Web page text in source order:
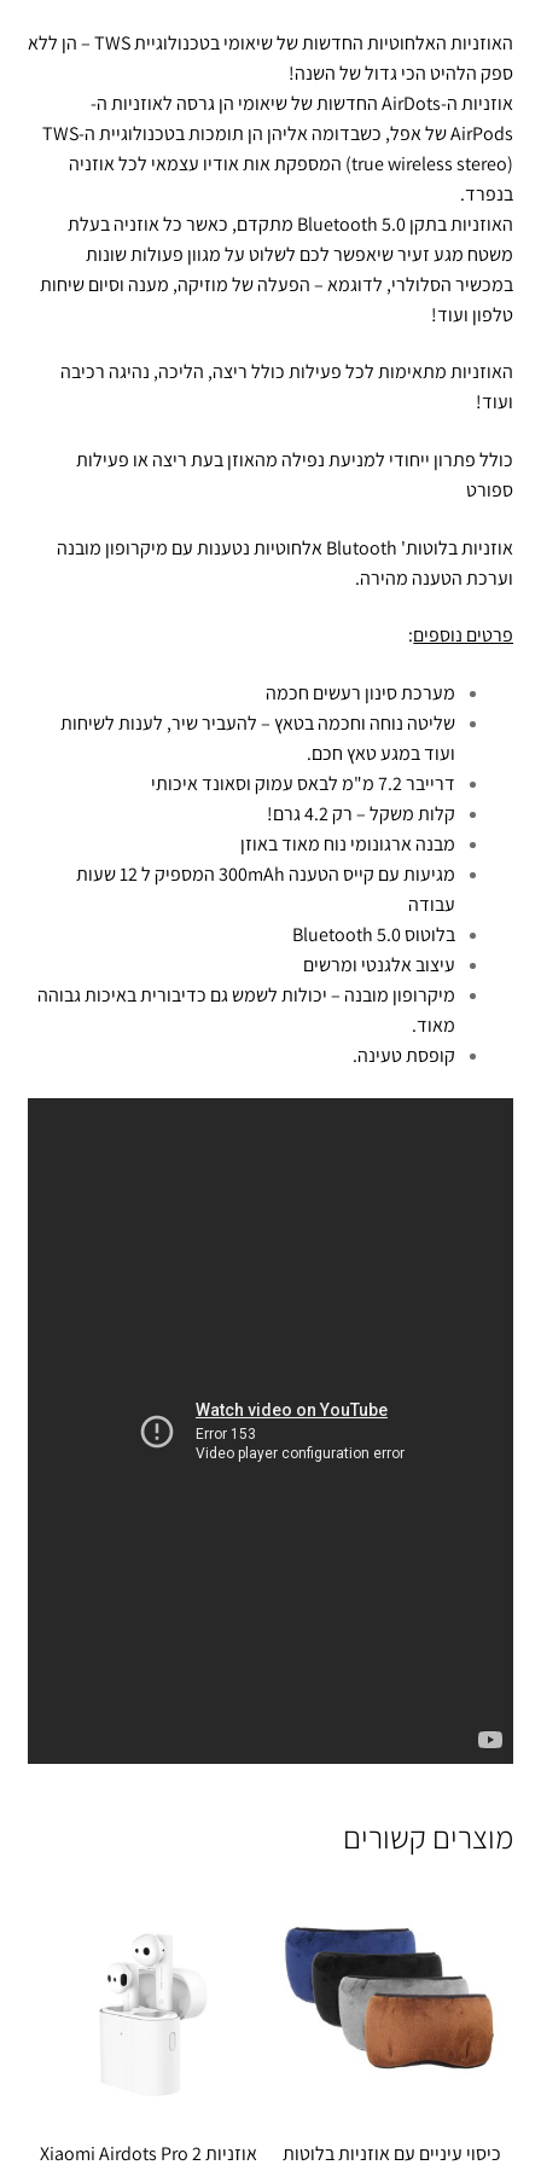
האוזניות האלחוטיות החדשות של שיאומי בטכנולוגיית TWS – הן ללא
ספק הלהיט הכי גדול של השנה!
אוזניות ה-AirDots החדשות של שיאומי הן גרסה לאוזניות ה-
AirPods של אפל, כשבדומה אליהן הן תומכות בטכנולוגיית ה-TWS
(true wireless stereo) המספקת אות אודיו עצמאי לכל אוזניה
בנפרד.
האוזניות בתקן Bluetooth 5.0 מתקדם, כאשר כל אוזניה בעלת
משטח מגע זעיר שיאפשר לכם לשלוט על מגוון פעולות שונות
במכשיר הסלולרי, לדוגמא – הפעלה של מוזיקה, מענה וסיום שיחות
טלפון ועוד!
האוזניות מתאימות לכל פעילות כולל ריצה, הליכה, נהיגה רכיבה
ועוד!
כולל פתרון ייחודי למניעת נפילה מהאוזן בעת ריצה או פעילות
ספורט
אוזניות בלוטות' Blutooth אלחוטיות נטענות עם מיקרופון מובנה
וערכת הטענה מהירה.
פרטים נוספים:
מערכת סינון רעשים חכמה
שליטה נוחה וחכמה בטאץ – להעביר שיר, לענות לשיחות
ועוד במגע טאץ חכם.
דרייבר 7.2 מ"מ לבאס עמוק וסאונד איכותי
קלות משקל – רק 4.2 גרם!
מבנה ארגונומי נוח מאוד באוזן
מגיעות עם קייס הטענה 300mAh המספיק ל 12 שעות
עבודה
בלוטוס Bluetooth 5.0
עיצוב אלגנטי ומרשים
מיקרופון מובנה – יכולות לשמש גם כדיבורית באיכות גבוהה
מאוד.
קופסת טעינה.
מוצרים קשורים
כיסוי עיניים עם אוזניות בלוטות
אוזניות Xiaomi Airdots Pro 2